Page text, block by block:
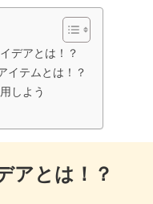
デアとは！？
イテムとは！？
しよう
アとは！？